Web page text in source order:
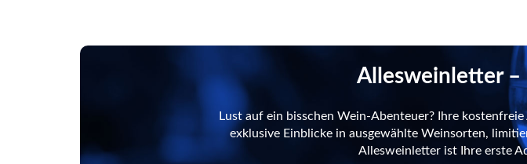
Allesweinletter –
Lust auf ein bisschen Wein-Abenteuer? Ihre
exklusive Einblicke in ausgewählte Weinsorten,
Allesweinletter ist Ihre erste